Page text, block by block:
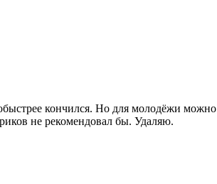
кончился. Но для молодёжи можно
не рекомендовал бы. Удаляю.